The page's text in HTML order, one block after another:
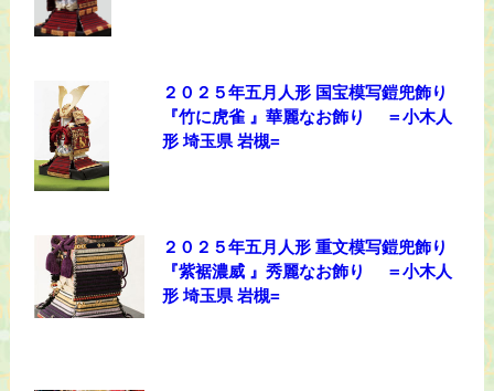
２０２５年五月人形 国宝模写鎧兜飾り
『竹に虎雀 』華麗なお飾り ＝小木人
形 埼玉県 岩槻=
２０２５年五月人形 重文模写鎧兜飾り
『紫裾濃威 』秀麗なお飾り ＝小木人
形 埼玉県 岩槻=